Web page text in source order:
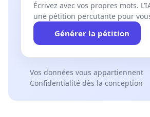
Écrivez avec vos propres mots.
une pétition percutante pour
Générer la pétition
Vos données vous appartiennent
Confidentialité dès la conception